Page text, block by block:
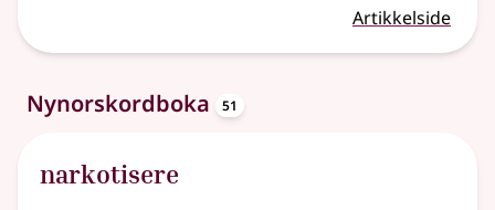
Artikkelside
Nynorskordboka 51
narkotisere